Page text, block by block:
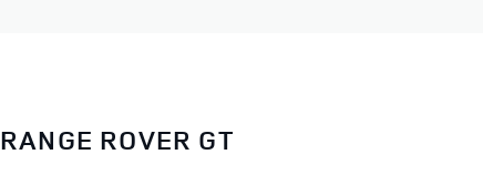
RANGE ROVER GT